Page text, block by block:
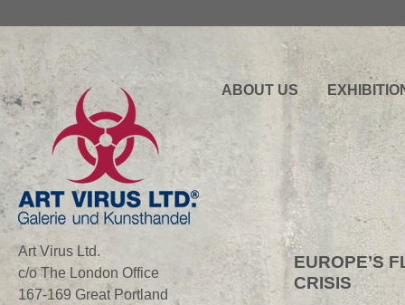
Art Virus Ltd.
c/o The London Office
167-169 Great Portland
ABOUT US
EUROPE’S
CRISIS